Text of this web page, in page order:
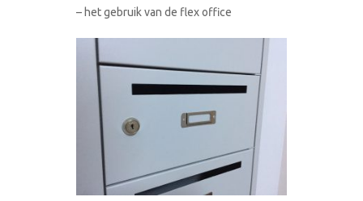
– het gebruik van de flex office